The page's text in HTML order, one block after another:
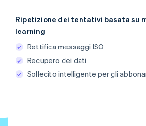
Ripetizione dei tentativi basata su
learning
Rettifica messaggi ISO
Recupero dei dati
Sollecito intelligente per gli